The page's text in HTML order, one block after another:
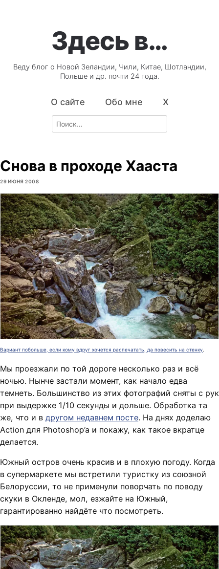
Здесь в…
Веду блог о Новой Зеландии, Чили, Китае, Шотландии,
Польше и др. почти 24 года.
О сайте Обо мне X
Search
for:
Снова в проходе Хааста
29 ИЮНЯ 2008
Вариант побольше, если кому вдруг хочется распечатать, да повесить на стенку.
Мы проезжали по той дороге несколько раз и всё
ночью. Нынче застали момент, как начало едва
темнеть. Большинство из этих фотографий сняты с рук
при выдержке 1/10 секунды и дольше. Обработка та
же, что и в другом недавнем посте. На днях доделаю
Action для Photoshop’a и покажу, как такое вкратце
делается.
Южный остров очень красив и в плохую погоду. Когда
в супермаркете мы встретили туристку из союзной
Белоруссии, то не применули поворчать по поводу
скуки в Окленде, мол, езжайте на Южный,
гарантированно найдёте что посмотреть.